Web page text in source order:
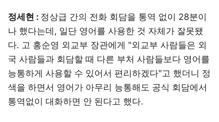
정세현 : 정상급 간의 전화 회담을 통역 없이 28분이
나 했다는데, 일단 영어를 사용한 것 자체가 잘못됐
다. 고 홍순영 외교부 장관에게 "외교부 사람들은 외
국 사람들과 회담할 때 다른 부처 사람들보다 영어를
능통하게 사용할 수 있어서 편리하겠다"고 했더니 정
색을 하면서 영어가 아무리 능통해도 공식 회담에서
통역없이 대화하면 안 된다고 했다.